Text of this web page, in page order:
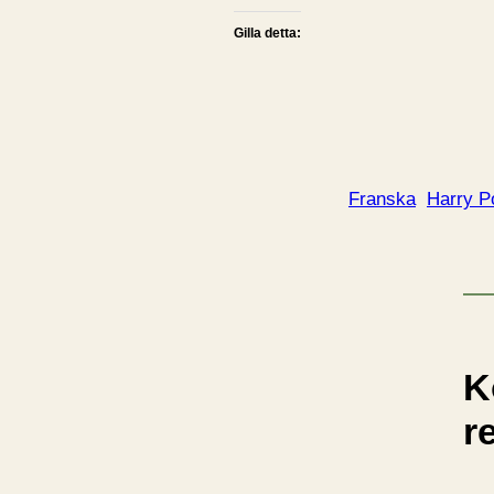
Gilla detta:
Franska Harry